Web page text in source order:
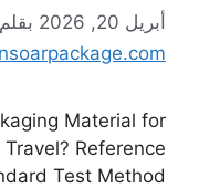
أبريل 20, 2026
بقلم
Material for
Reference
Test Method